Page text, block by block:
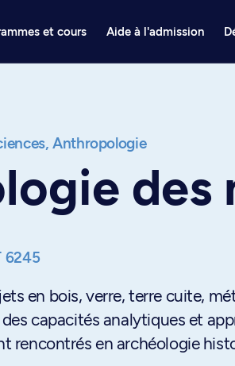
et cours Aide à l'admission
Anthropologie
des
6245
en bois, verre, terre cuite,
capacités analytiques et
rencontrés en archéologie